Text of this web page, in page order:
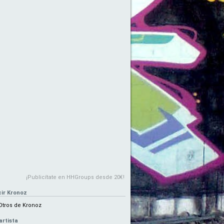
¡Publicítate en HHGroups desde 20€!
Kronoz
de Kronoz